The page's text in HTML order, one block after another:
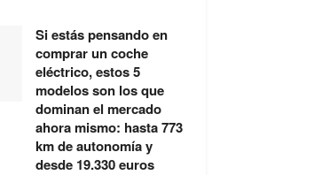
Si estás pensando en
comprar un coche
eléctrico, estos 5
modelos son los que
dominan el mercado
ahora mismo: hasta 773
km de autonomía y
desde 19.330 euros